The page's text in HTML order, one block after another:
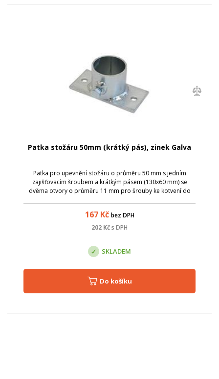
Patka stožáru 50mm (krátký pás), zinek Galva
Patka pro upevnění stožáru o průměru 50 mm s jedním
zajišťovacím šroubem a krátkým pásem (130x60 mm) se
dvěma otvory o průměru 11 mm pro šrouby ke kotvení do
167Kč bez DPH
202 Kčs DPH
SKLADEM
Do košíku